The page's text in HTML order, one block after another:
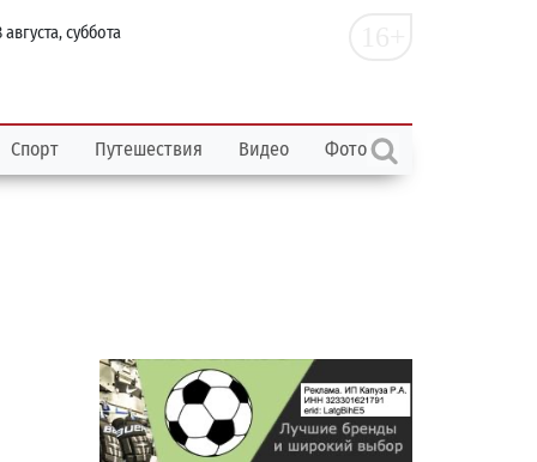
августа, суббота
Спорт Путешествия Видео Фото